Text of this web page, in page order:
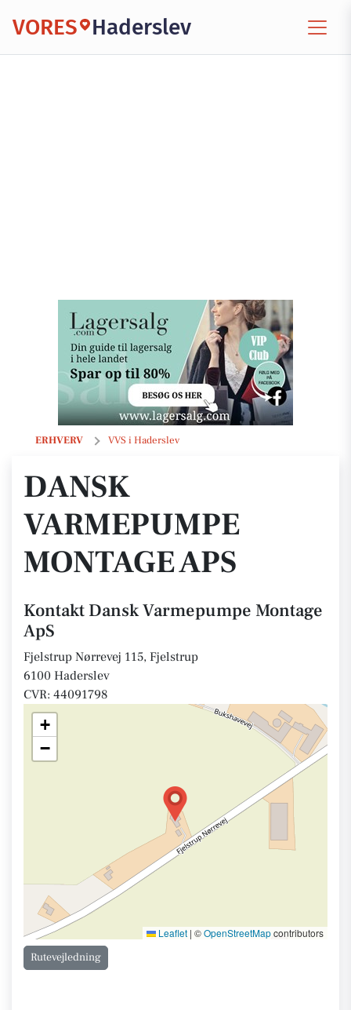
VORES Haderslev
ERHVERV VVS i Haderslev
Dansk Varmepumpe Montage ApS
DANSK
VARMEPUMPE
MONTAGE APS
Kontakt Dansk Varmepumpe Montage
ApS
Fjelstrup Nørrevej 115, Fjelstrup
6100 Haderslev
CVR: 44091798
+
−
Leaflet | ©OpenStreetMapcontributors
Rutevejledning